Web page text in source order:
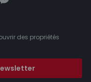
des propriétés